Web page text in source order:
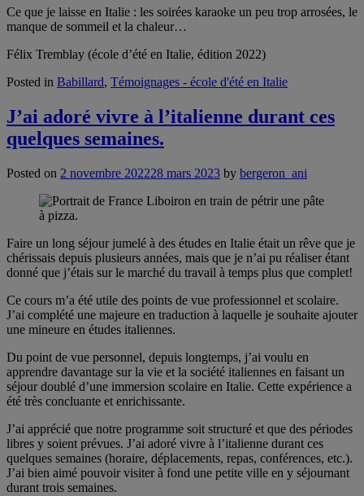
Ce que je laisse en Italie : les soirées karaoke un peu trop arrosées, le
manque de sommeil et la chaleur…
Félix Tremblay (école d’été en Italie, édition 2022)
Posted in Babillard, Témoignages - école d'été en Italie
J’ai adoré vivre à l’italienne durant ces
quelques semaines.
Posted on 2 novembre 202228 mars 2023 by bergeron_ani
Faire un long séjour jumelé à des études en Italie était un rêve que je
chérissais depuis plusieurs années, mais que je n’ai pu réaliser étant
donné que j’étais sur le marché du travail à temps plus que complet!
Ce cours m’a été utile des points de vue professionnel et scolaire.
J’ai complété une majeure en traduction à laquelle je souhaite ajouter
une mineure en études italiennes.
Du point de vue personnel, depuis longtemps, j’ai voulu en
apprendre davantage sur la vie et la société italiennes en faisant un
séjour doublé d’une immersion scolaire en Italie. Cette expérience a
été très concluante et enrichissante.
J’ai apprécié que notre programme soit structuré et que des périodes
libres y soient prévues. J’ai adoré vivre à l’italienne durant ces
quelques semaines (horaire, déplacements, repas, conférences, etc.).
J’ai bien aimé pouvoir visiter à fond une petite ville en y séjournant
durant trois semaines.